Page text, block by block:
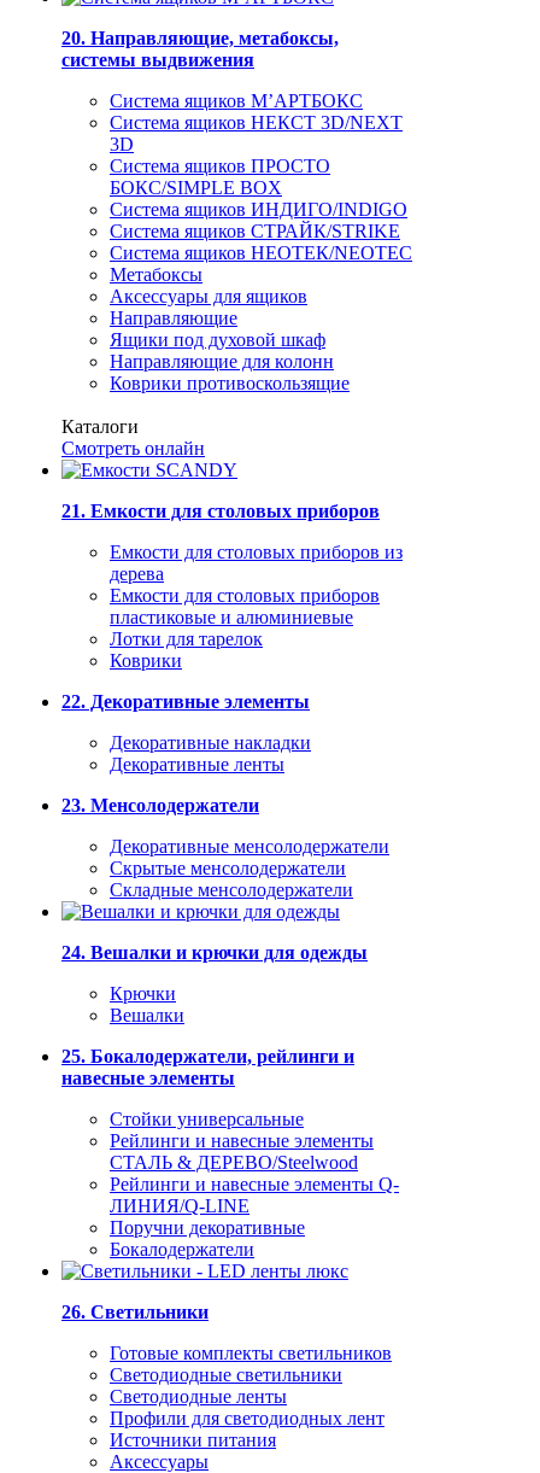
20. Направляющие, метабоксы,
системы выдвижения
Система ящиков М’АРТБОКС
Система ящиков НЕКСТ 3D/NEXT
3D
Система ящиков ПРОСТО
БОКС/SIMPLE BOX
Система ящиков ИНДИГО/INDIGO
Система ящиков СТРАЙК/STRIKE
Система ящиков НЕОТЕК/NEOTEC
Метабоксы
Аксессуары для ящиков
Направляющие
Ящики под духовой шкаф
Направляющие для колонн
Коврики противоскользящие
Каталоги
Смотреть онлайн
21. Емкости для столовых приборов
Емкости для столовых приборов из
дерева
Емкости для столовых приборов
пластиковые и алюминиевые
Лотки для тарелок
Коврики
22. Декоративные элементы
Декоративные накладки
Декоративные ленты
23. Менсолодержатели
Декоративные менсолодержатели
Скрытые менсолодержатели
Складные менсолодержатели
24. Вешалки и крючки для одежды
Крючки
Вешалки
25. Бокалодержатели, рейлинги и
навесные элементы
Стойки универсальные
Рейлинги и навесные элементы
СТАЛЬ & ДЕРЕВО/Steelwood
Рейлинги и навесные элементы Q-
ЛИНИЯ/Q-LINE
Поручни декоративные
Бокалодержатели
26. Светильники
Готовые комплекты светильников
Светодиодные светильники
Светодиодные ленты
Профили для светодиодных лент
Источники питания
Аксессуары